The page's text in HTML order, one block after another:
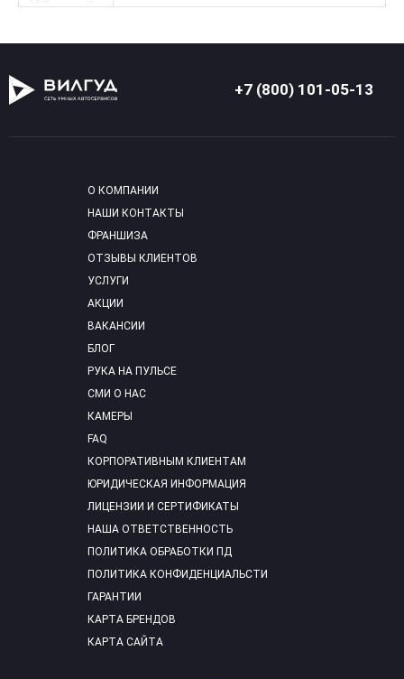
+7 (800) 101-05-13
О КОМПАНИИ
НАШИ КОНТАКТЫ
ФРАНШИЗА
ОТЗЫВЫ КЛИЕНТОВ
УСЛУГИ
АКЦИИ
ВАКАНСИИ
БЛОГ
РУКА НА ПУЛЬСЕ
СМИ О НАС
КАМЕРЫ
FAQ
КОРПОРАТИВНЫМ КЛИЕНТАМ
ЮРИДИЧЕСКАЯ ИНФОРМАЦИЯ
ЛИЦЕНЗИИ И СЕРТИФИКАТЫ
НАША ОТВЕТСТВЕННОСТЬ
ПОЛИТИКА ОБРАБОТКИ ПД
ПОЛИТИКА КОНФИДЕНЦИАЛЬСТИ
ГАРАНТИИ
КАРТА БРЕНДОВ
КАРТА САЙТА